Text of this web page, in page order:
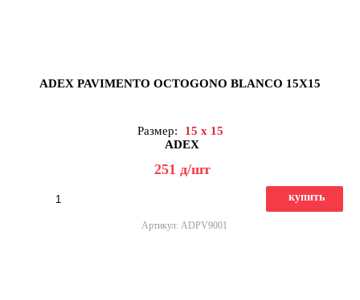
ADEX PAVIMENTO OCTOGONO BLANCO 15X15
Размер:
15 x 15
ADEX
251 д/шт
купить
Артикул: ADPV9001